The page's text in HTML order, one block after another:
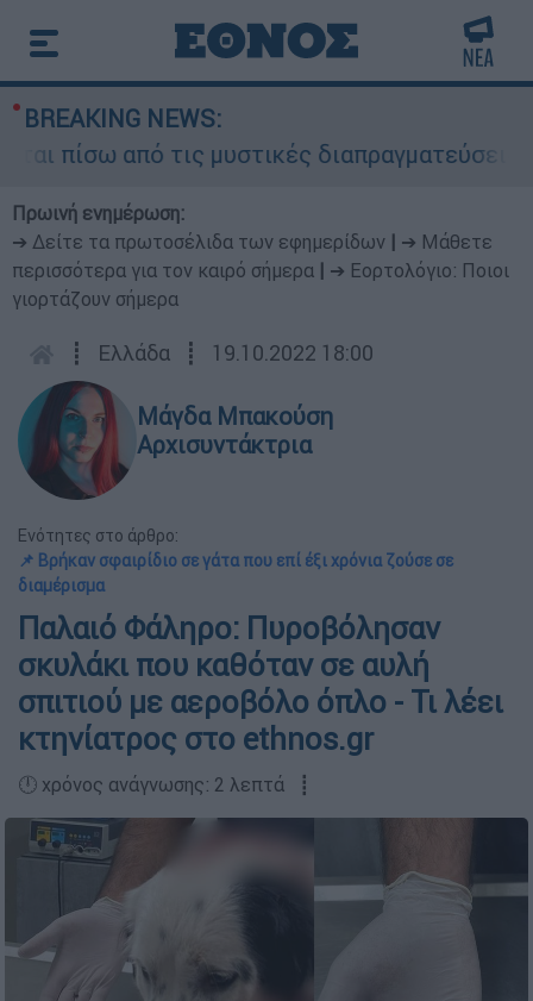
BREAKING NEWS:
από τις μυστικές διαπραγματεύσεις και
Πρωινή ενημέρωση:
➔ Δείτε τα πρωτοσέλιδα των εφημερίδων
➔ Μάθετε
περισσότερα για τον καιρό σήμερα
➔ Εορτολόγιο: Ποιοι
γιορτάζουν σήμερα
┋ Ελλάδα ┋ 19.10.2022 18:00
Μάγδα Μπακούση
Αρχισυντάκτρια
Ενότητες στο άρθρο:
📌 Βρήκαν σφαιρίδιο σε γάτα που επί έξι χρόνια ζούσε σε
διαμέρισμα
Παλαιό Φάληρο: Πυροβόλησαν
σκυλάκι που καθόταν σε αυλή
σπιτιού με αεροβόλο όπλο - Τι λέει
κτηνίατρος στο ethnos.gr
🕛 χρόνος ανάγνωσης: 2 λεπτά ┋